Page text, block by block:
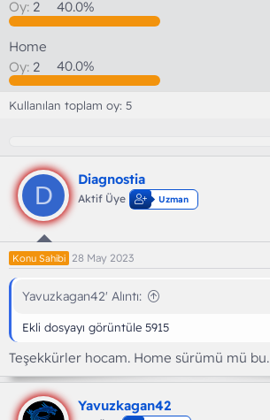
Oy: 2 40.0%
Home
Oy: 2 40.0%
Kullanılan toplam oy 5
D
Diagnostia
Aktif Üye Uzman
Konu Sahibi 28 May 2023
Yavuzkagan42' Alıntı:
Ekli dosyayı görüntüle 5915
Teşekkürler hocam. Home sürümü mü bu.
Yavuzkagan42